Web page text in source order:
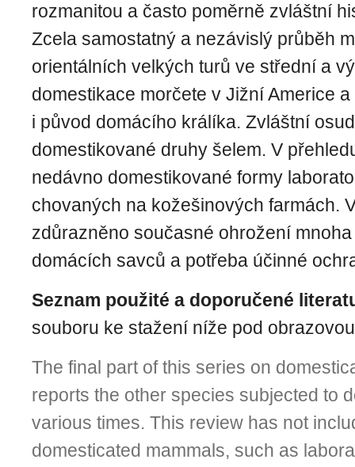
rozmanitou a často poměrně zvláštní
Zcela samostatný a nezávislý průběh
orientálních velkých turů ve střední a
domestikace morčete v Jižní Americe
i původ domácího králíka. Zvláštní
domestikované druhy šelem. V
nedávno domestikované formy
chovaných na kožešinových farmách.
zdůrazněno současné ohrožení
domácích savců a potřeba účinné
Seznam použité a doporučené
souboru ke stažení níže pod
The final part of this series on
reports the other species subjected to
various times. This review has not
domesticated mammals, such as